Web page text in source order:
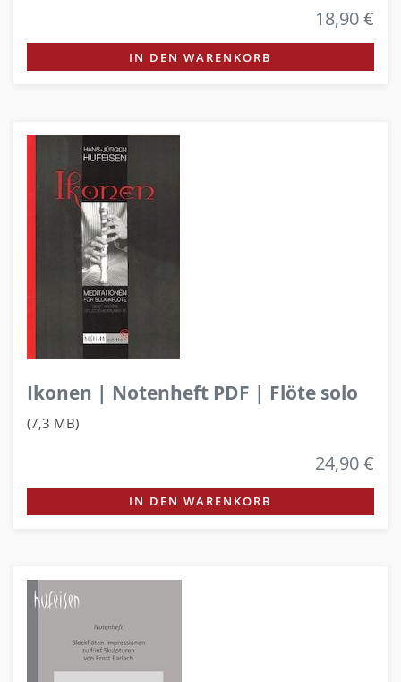
18,90 €
IN DEN WARENKORB
Ikonen | Notenheft PDF | Flöte solo
(7,3 MB)
24,90 €
IN DEN WARENKORB